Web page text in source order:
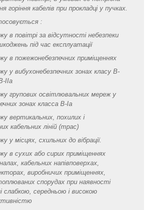
горіння кабелів при прокладці у пучках.
:
в повітрі за відсутності небезпеки
під час експлуатації
в пожежонебезпечних приміщеннях
у вибухонебезпечних зонах класу B-
IIa
групових освітлювальних мереж у
зонах класса В-Ia
вертикальних, похилих і
кабельних ліній (трас)
у місцях, схильних до вібрації.
в сухих або сирих приміщеннях
кабельних напівповерхах,
виробничих приміщеннях,
спорудах при наявності
слабкою, середньою і високою